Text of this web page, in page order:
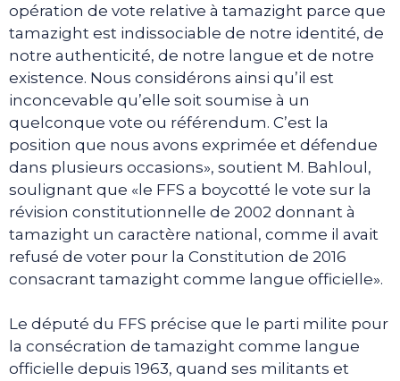
opération de vote relative à tamazight parce que
tamazight est indissociable de notre identité, de
notre authenticité, de notre langue et de notre
existence. Nous considérons ainsi qu’il est
inconcevable qu’elle soit soumise à un
quelconque vote ou référendum. C’est la
position que nous avons exprimée et défendue
dans plusieurs occasions», soutient M. Bahloul,
soulignant que «le FFS a boycotté le vote sur la
révision constitutionnelle de 2002 donnant à
tamazight un caractère national, comme il avait
refusé de voter pour la Constitution de 2016
consacrant tamazight comme langue officielle».
Le député du FFS précise que le parti milite pour
la consécration de tamazight comme langue
officielle depuis 1963, quand ses militants et